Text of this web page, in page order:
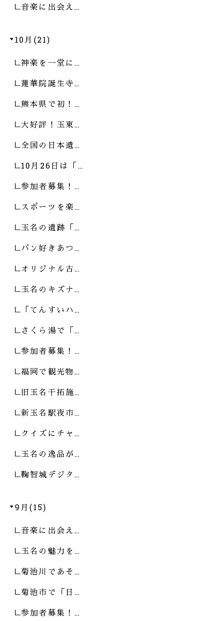
音楽に出会え…
10月(21)
神楽を一堂に…
蓮華院誕生寺…
熊本県で初！…
大好評！玉東…
全国の日本遺…
10月26日は「…
参加者募集！…
スポーツを楽…
玉名の遺跡「…
パン好きあつ…
オリジナル古…
玉名のキズナ…
「てんすいハ…
さくら湯で「…
参加者募集！…
福岡で観光物…
旧玉名干拓施…
新玉名駅夜市…
クイズにチャ…
玉名の逸品が…
鞠智城デジタ…
9月(15)
音楽に出会え…
玉名の魅力を…
菊池川であそ…
菊池市で「日…
参加者募集！…